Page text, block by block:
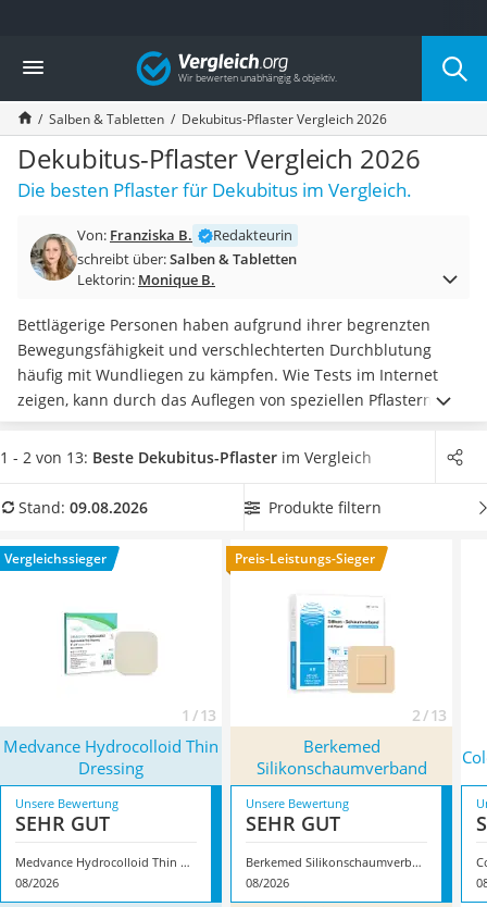
Die beliebtesten Vergleiche nach Kategorie
Drogerie
Inhalator
Haarschneider
Rollator
Braun Rasierer
Katzenklappe (Chip)
Masturbator
Massagepistole
Reisehaartrockner
Eiweißpulver
Magnesiumpräparat
Katzenklappe
Nackenmassagegerät
Zeckenschutz Katze
Philips-Sonicare-Zahnbürste
Mineralfutter Pferd
Massagegerät
Vergleich
Salben & Tabletten Dekubitus-Pflaster Vergleich 2026
Dekubitus-Pflaster Vergleich 2026
Die besten Pflaster für Dekubitus im Vergleich.
Von: Franziska B.
Redakteurin
schreibt über:Salben & Tabletten
Lektorin: Monique B.
Bettlägerige Personen haben aufgrund ihrer begrenzten
Bewegungsfähigkeit und verschlechterten Durchblutung
häufig mit Wundliegen zu kämpfen. Wie Tests im Internet
zeigen, kann durch das Auflegen von speziellen Pflastern
Dekubitus behandelt werden. DiePflaster unterstützen die
feuchte Wundheilungund sind je nach betroffener
jetzt Dekubitus-Pflaster im Set aus unserer Vergleichstabelle,
hat uns hier im August 2026 besonders das Modell
Hydrocolloid Thin Dressing
mit seinen Eigenschaften.
1 - 2 von 13: Beste Dekubitus-Pflaster im Vergleich
Stand: 09.08.2026 Produkte filtern
Vergleichssieger
1 / 13
Preis-Leistungs-Sieger
2 / 13
Medvance Hydrocolloid Thin
Dressing
Berkemed
Silikonschaumverband
Unsere Bewertung
SEHR GUT
Medvance Hydrocolloid Thin Dressing
08/2026
Unsere Bewertung
SEHR GUT
Berkemed Silikonschaumverband
08/2026